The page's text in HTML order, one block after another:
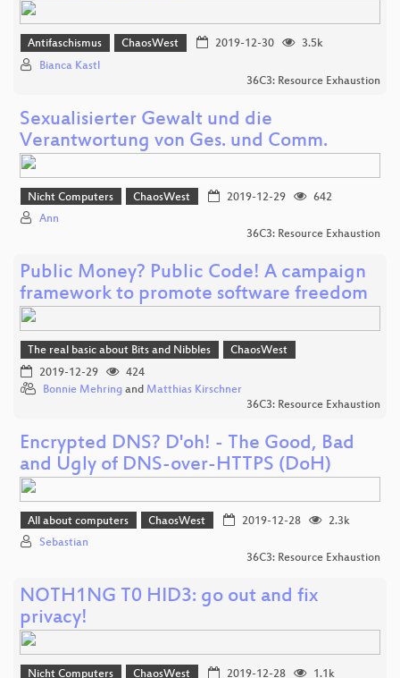
Antifaschismus ChaosWest 2019-12-30
3.5k
Bianca Kastl
36C3: Resource Exhaustion
Sexualisierter Gewalt und die
Verantwortung von Ges. und Comm.
Nicht Computers ChaosWest 2019-12-29
642
Ann
36C3: Resource Exhaustion
Public Money? Public Code! A campaign
framework to promote software freedom
The real basic about Bits and Nibbles
ChaosWest
2019-12-29
424
Bonnie Mehring and Matthias Kirschner
36C3: Resource Exhaustion
Encrypted DNS? D'oh! - The Good, Bad
and Ugly of DNS-over-HTTPS (DoH)
All about computers ChaosWest 2019-12-28
2.3k
Sebastian
36C3: Resource Exhaustion
NOTH1NG T0 HID3: go out and fix
privacy!
Nicht Computers ChaosWest 2019-12-28 1.1k